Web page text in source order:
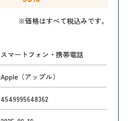
※価格はすべて税込みです。
スマートフォン・携帯電話
Apple（アップル）
4549995648362